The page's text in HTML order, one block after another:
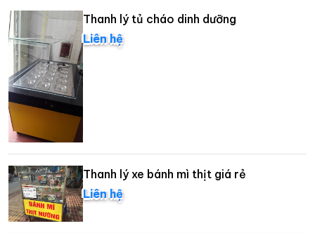
Thanh lý tủ cháo dinh dưỡng
Liên hệ
Thanh lý xe bánh mì thịt giá rẻ
Liên hệ